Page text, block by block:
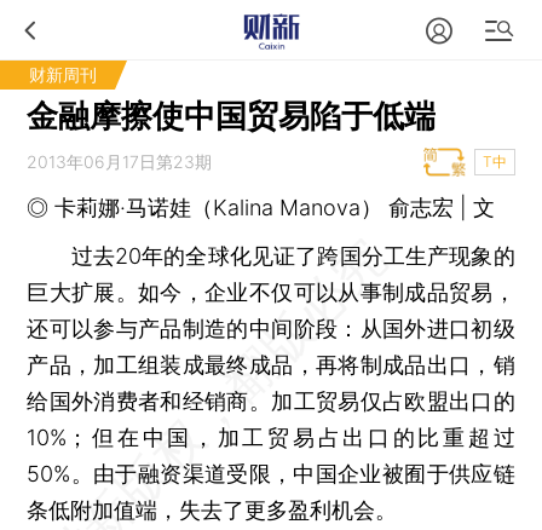
财新周刊
金融摩擦使中国贸易陷于低端
2013年06月17日第23期 T中
◎ 卡莉娜·马诺娃（Kalina Manova） 俞志宏 | 文
过去20年的全球化见证了跨国分工生产现象的
巨大扩展。如今，企业不仅可以从事制成品贸易，
还可以参与产品制造的中间阶段：从国外进口初级
产品，加工组装成最终成品，再将制成品出口，销
给国外消费者和经销商。加工贸易仅占欧盟出口的
10%；但在中国，加工贸易占出口的比重超过
50%。由于融资渠道受限，中国企业被囿于供应链
条低附加值端，失去了更多盈利机会。